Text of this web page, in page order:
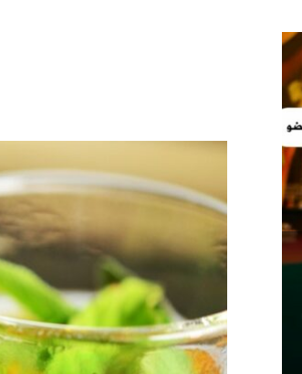
CHARGE MENTALE
Stress après le travail :
comment relâcher la pression